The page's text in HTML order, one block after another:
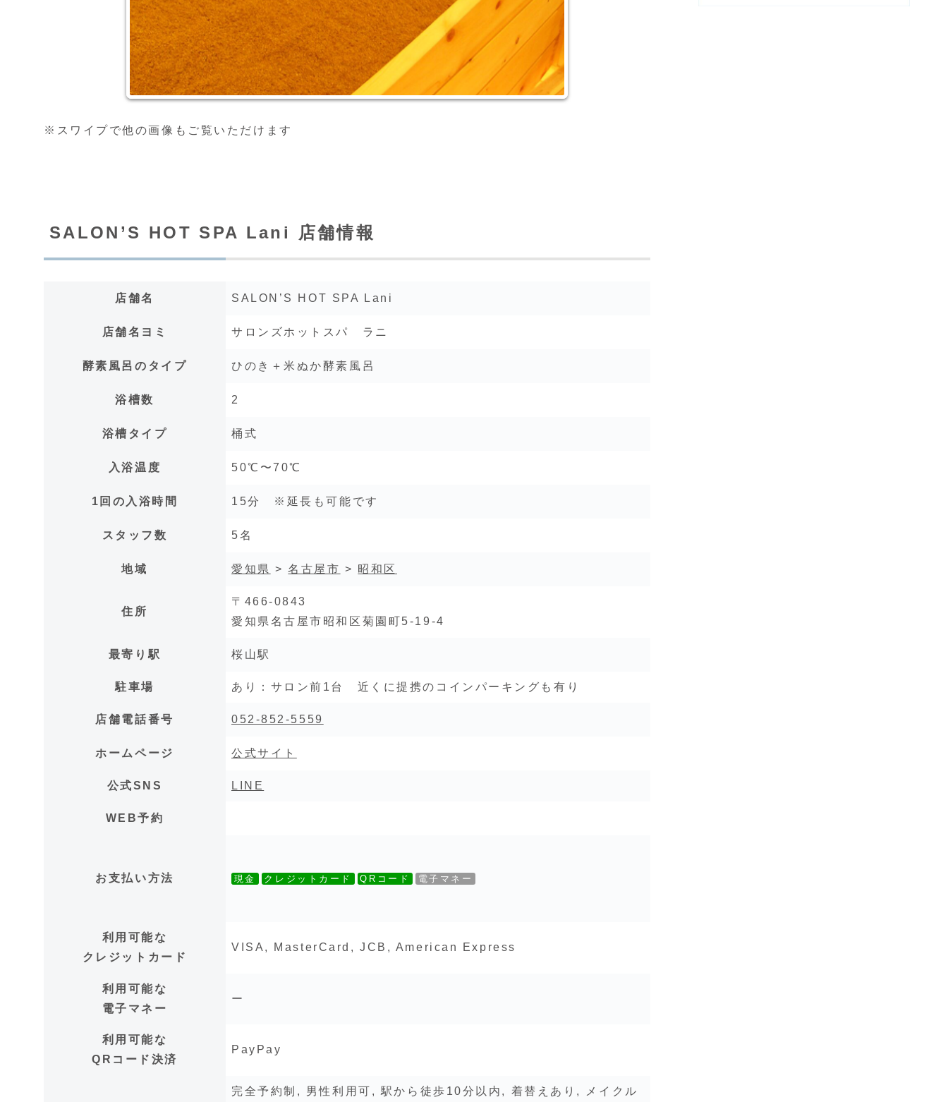
※スワイプで他の画像もご覧いただけます
SALON’S HOT SPA Lani 店舗情報
店舗名 SALON’S HOT SPA Lani
店舗名ヨミ サロンズホットスパ ラニ
酵素風呂のタイプ ひのき＋米ぬか酵素風呂
浴槽数 2
浴槽タイプ 桶式
入浴温度 50℃〜70℃
1回の入浴時間 15分 ※延長も可能です
スタッフ数 5名
地域 愛知県 >名古屋市 > 昭和区
住所
〒466-0843
愛知県名古屋市昭和区菊園町5-19-4
最寄り駅 桜山駅
駐車場 あり： サロン前1台 近くに提携のコインパーキングも有り
店舗電話番号 052-852-5559
ホームページ 公式サイト
公式SNS LINE
WEB予約
お支払い方法 現金 クレジットカード QRコード 電子マネー
利用可能な
クレジットカード
VISA, MasterCard, JCB, American Express
利用可能な
電子マネー
ー
利用可能な
QRコード決済
PayPay
完全予約制, 男性利用可, 駅から徒歩10分以内, 着替えあり, メイクル